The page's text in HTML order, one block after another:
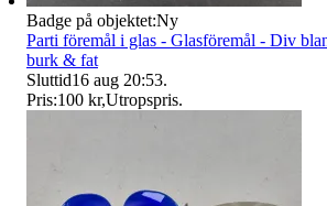
Badge på objektet:Ny
Parti föremål i glas - Glasföremål - Div
burk & fat
Sluttid16 aug 20:53.
Pris:100 kr,Utropspris.